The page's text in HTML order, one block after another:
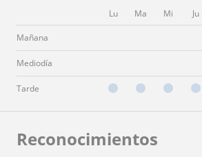
Lu Ma Mi Ju
Mañana
Mediodía
Tarde
Reconocimientos